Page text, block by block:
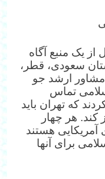
یک منبع آگاه
سعودی، قطر،
مشاور ارشد جو
تماس
که تهران باید
کند. هر چهار
آمریکایی هستند
برای آنها